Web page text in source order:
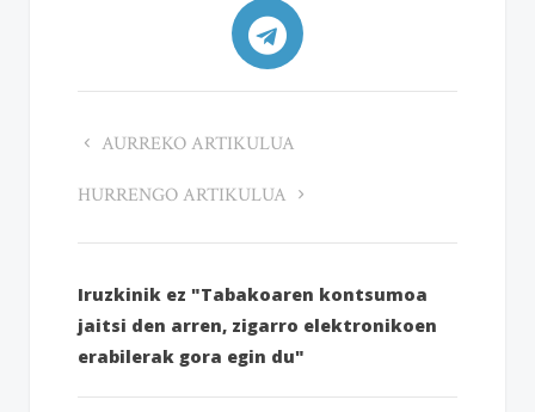
AURREKO ARTIKULUA
HURRENGO ARTIKULUA
Iruzkinik ez "Tabakoaren kontsumoa
jaitsi den arren, zigarro elektronikoen
erabilerak gora egin du"